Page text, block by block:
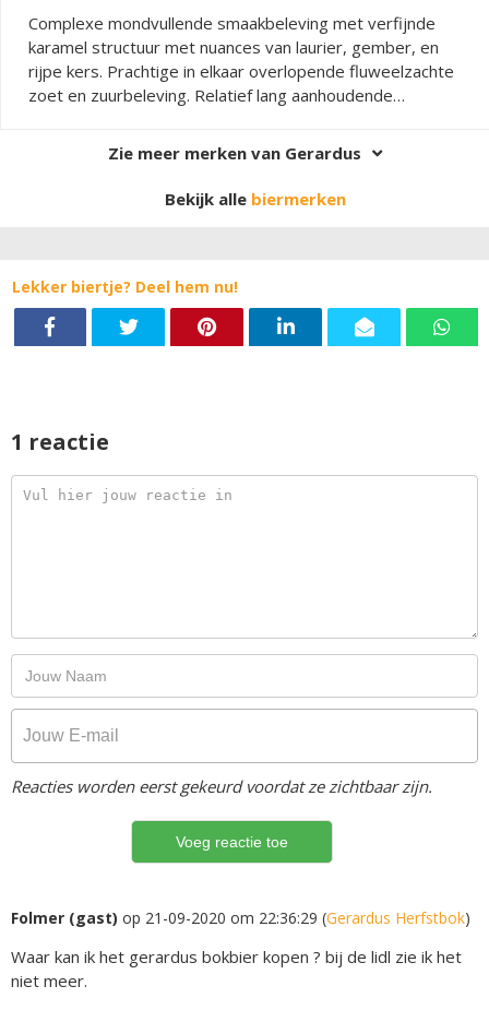
Complexe mondvullende smaakbeleving met verfijnde
karamel structuur met nuances van laurier, gember, en
rijpe kers. Prachtige in elkaar overlopende fluweelzachte
zoet en zuurbeleving. Relatief lang aanhoudende
Zie meer merken van Gerardus
Bekijk alle biermerken
Lekker biertje? Deel hem nu!
1 reactie
Reacties worden eerst gekeurd voordat ze zichtbaar zijn.
Folmer (gast) op 21-09-2020 om 22:36:29 (Gerardus Herfstbok)
Waar kan ik het gerardus bokbier kopen ? bij de lidl zie ik het
niet meer.